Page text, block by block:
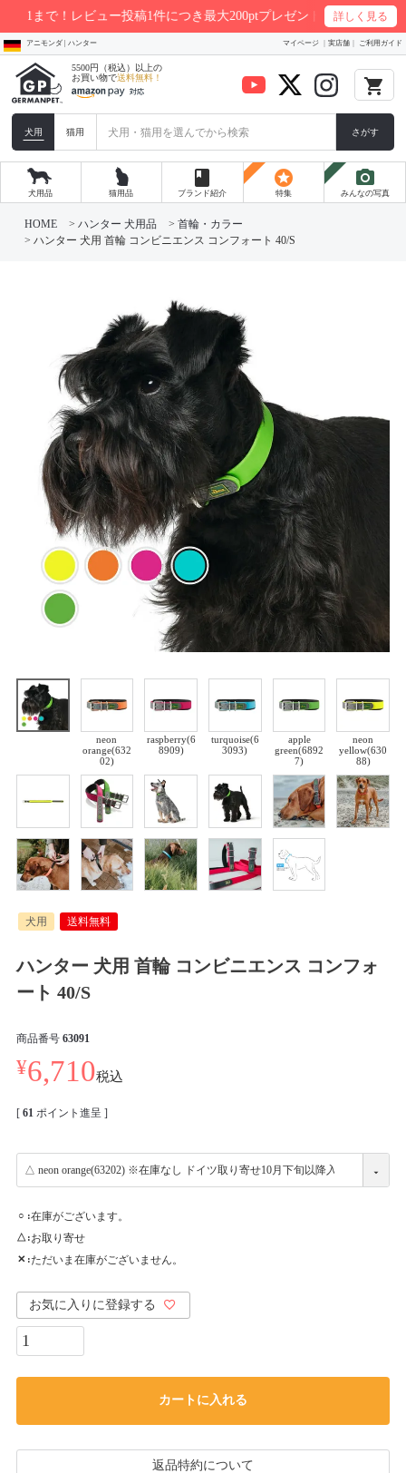
投稿1件につき最大200ptプレゼント 詳しく見る
アニモンダ | ハンター マイページ 実店舗 ご利用ガイド
5500円（税込）以上の
お買い物で送料無料！ local_grocery_store
犬用 猫用 さがす
犬用品 猫用品
book
ブランド紹介
stars
特集
photo_camera
みんなの写真
HOME ハンター 犬用品
首輪・カラー
ハンター 犬用 首輪 コンビニエンス コンフォート 40/S
neon
orange(632
02)
raspberry(6
8909)
turquoise(6
3093)
apple
green(6892
7)
neon
yellow(630
88)
犬用 送料無料
ハンター 犬用 首輪 コンビニエンス コンフォ
ート 40/S
商品番号 63091
¥6,710税込
[ 61 ポイント進呈 ]
○ 在庫がございます。
△ お取り寄せ
✕ ただいま在庫がございません。
お気に入りに登録する
カートに入れる
返品特約について